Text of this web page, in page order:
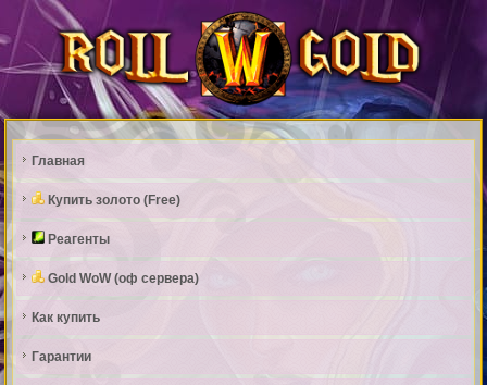
Главная
Купить золото (Free)
Реагенты
Gold WoW (оф сервера)
Как купить
Гарантии